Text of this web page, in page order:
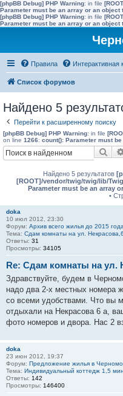
[phpBB Debug] PHP Warning: in file
Parameter must be an array or an object
[phpBB Debug] PHP Warning: in file
Parameter must be an array or an object
Правила Интерактивная
Список форумов
Найдено 5
Перейти к расширенному поиску
[phpBB Debug] PHP Warning: in file
on line 1266: count(): Parameter must
Найдено 5 результатов
[ROOT]/vendor/twig/twig/lib/
Parameter must be an array
•
doka
10 июл 2012, 23:30
Форум: Архив всего жилья до 2015 года
Тема: Сдам комнаты на ул.
Ответы: 31
Просмотры: 34105
Re: Сдам комнаты на ул.
Здравствуйте, будем в
надо два 2-х местных номера
со всеми удобствами. Что вы
отдыхали на Некрасова 6 а,
фото номеров и двора. Нас 2
doka
23 июн 2012, 19:37
Форум: Предложение жилья в
Тема: Индивидуальный коттедж 1,5
Ответы: 142
Просмотры: 146400